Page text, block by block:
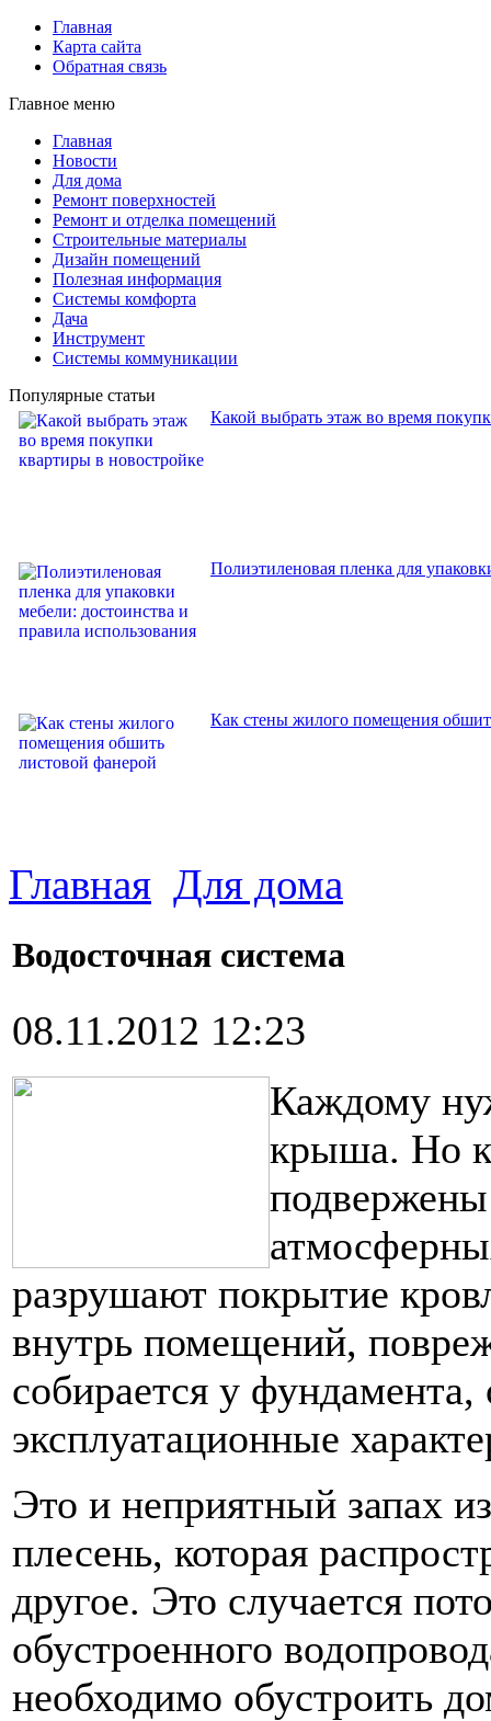
Главная
Карта сайта
Обратная связь
Главное меню
Главная
Новости
Для дома
Ремонт поверхностей
Ремонт и отделка помещений
Строительные материалы
Дизайн помещений
Полезная информация
Системы комфорта
Дача
Инструмент
Системы коммуникации
Популярные статьи
Какой выбрать этаж во время
Полиэтиленовая пленка для
Как стены жилого помещения
Главная Для дома
Водосточная система
08.11.2012 12:23
Каждому
крыша. Но
разрушают покрытие
внутрь помещений,
собирается у фундамента,
эксплуатационные
Это и неприятный запах
плесень, которая
другое. Это случается
обустроенного
необходимо обустроить